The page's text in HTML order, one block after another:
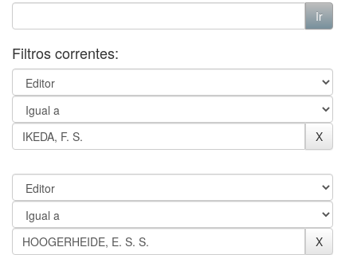
Filtros correntes: